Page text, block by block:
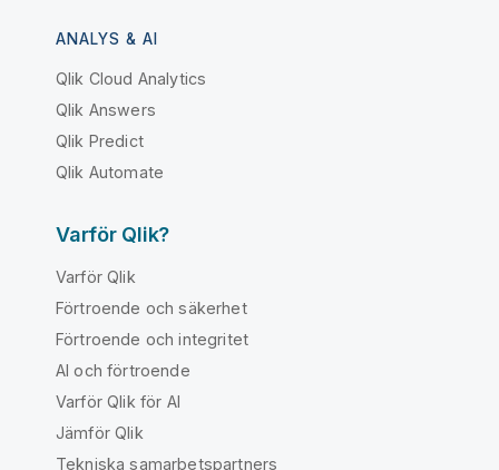
ANALYS & AI
Qlik Cloud Analytics
Qlik Answers
Qlik Predict
Qlik Automate
Varför Qlik?
Varför Qlik
Förtroende och säkerhet
Förtroende och integritet
AI och förtroende
Varför Qlik för AI
Jämför Qlik
Tekniska samarbetspartners